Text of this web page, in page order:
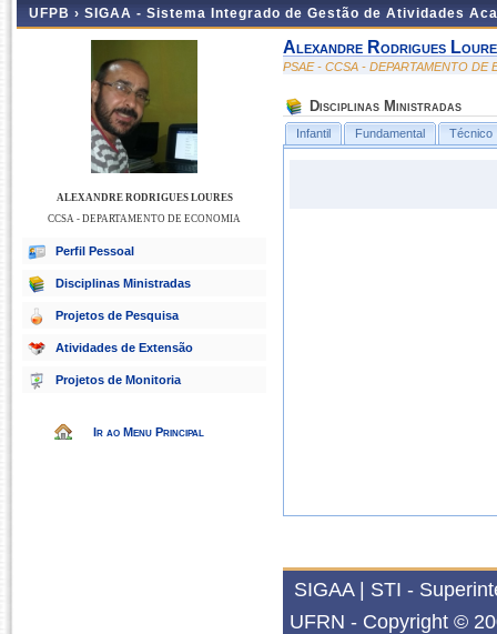
UFPB › SIGAA - Sistema Integrado de Gestão de Atividades
ALEXANDRE RODRIGUES LOURES
CCSA - DEPARTAMENTO DE ECONOMIA
Perfil Pessoal
Disciplinas Ministradas
Projetos de Pesquisa
Atividades de Extensão
Projetos de Monitoria
Ir ao Menu Principal
Alexandre Rodrigues
PSAE - CCSA - DEPARTAMENTO DE
Disciplinas Ministradas
Infantil Fundamental Técnico
SIGAA | STI -
UFRN - Copyright ©